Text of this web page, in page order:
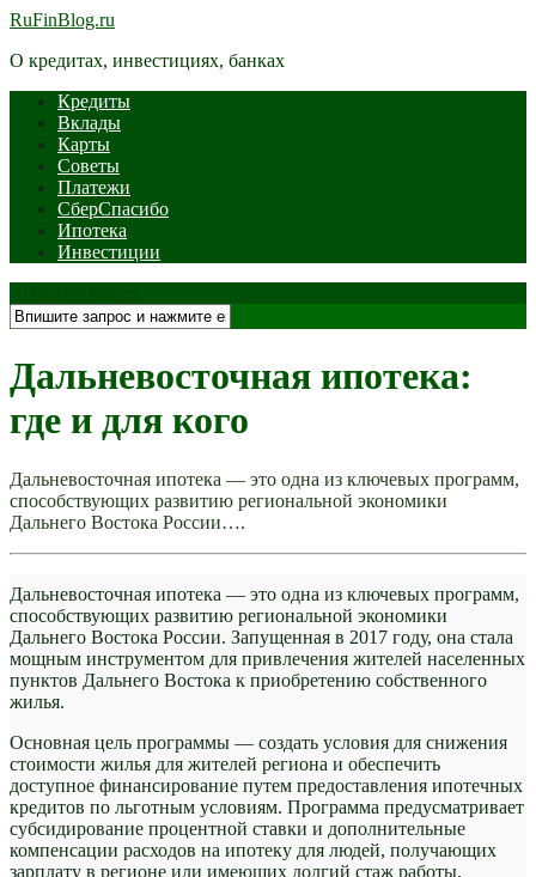
RuFinBlog.ru
О кредитах, инвестициях, банках
Кредиты
Вклады
Карты
Советы
Платежи
СберСпасибо
Ипотека
Инвестиции
Дальневосточная ипотека:
где и для кого
Дальневосточная ипотека — это одна из ключевых программ,
способствующих развитию региональной экономики
Дальнего Востока России….
Дальневосточная ипотека — это одна из ключевых программ,
способствующих развитию региональной экономики
Дальнего Востока России. Запущенная в 2017 году, она стала
мощным инструментом для привлечения жителей населенных
пунктов Дальнего Востока к приобретению собственного
жилья.
Основная цель программы — создать условия для снижения
стоимости жилья для жителей региона и обеспечить
доступное финансирование путем предоставления ипотечных
кредитов по льготным условиям. Программа предусматривает
субсидирование процентной ставки и дополнительные
компенсации расходов на ипотеку для людей, получающих
зарплату в регионе или имеющих долгий стаж работы.